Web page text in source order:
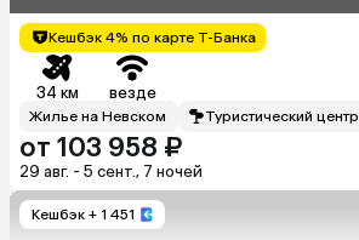
Кешбэк 4% по карте Т-Банка
34 км везде
Жилье на Невском Туристический центр
от 103 958 ₽
29 авг. - 5 сент., 7 ночей
Кешбэк + 1 451